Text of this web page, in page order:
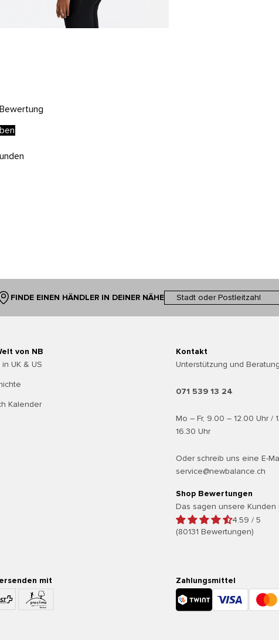
FINDE EINEN HÄNDLER IN DEINER NÄHE
von NB
UK & US
Kalender
Kontakt
Unterstützung und
071 539 13 24
Mo – Fr, 9.00 – 12.00 Uhr /
16.30 Uhr
Oder schreib uns eine E-
service@newbalance.ch
Shop Bewertungen
Das sagen unsere Kunden
4.59 / 5
(80131 Bewertungen)
mit Zahlungsmittel